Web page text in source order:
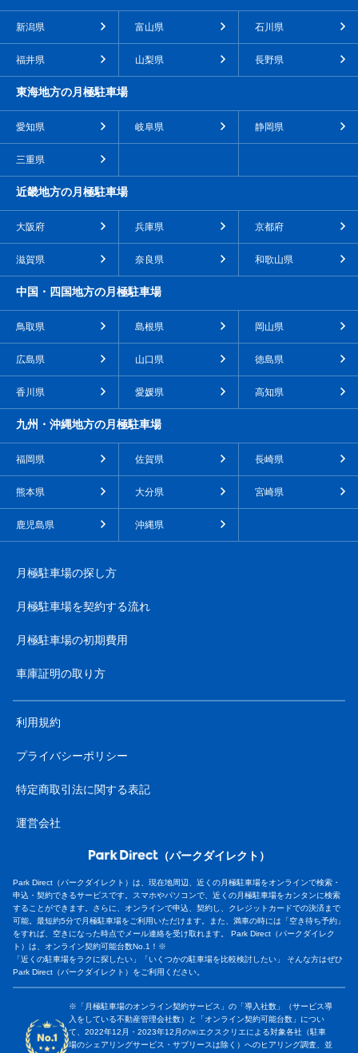
新潟県 富山県 石川県
福井県 山梨県 長野県
東海地方の月極駐車場
愛知県 岐阜県 静岡県
三重県
近畿地方の月極駐車場
大阪府 兵庫県 京都府
滋賀県 奈良県 和歌山県
中国・四国地方の月極駐車場
鳥取県 島根県 岡山県
広島県 山口県 徳島県
香川県 愛媛県 高知県
九州・沖縄地方の月極駐車場
福岡県 佐賀県 長崎県
熊本県 大分県 宮崎県
鹿児島県 沖縄県
月極駐車場の探し方
月極駐車場を契約する流れ
月極駐車場の初期費用
車庫証明の取り方
利用規約
プライバシーポリシー
特定商取引法に関する表記
運営会社
（パークダイレクト）
Park Direct（パークダイレクト）は、現在地周辺、近くの月極駐車場をオンラインで検索・
申込・契約できるサービスです。スマホやパソコンで、近くの月極駐車場をカンタンに検索
することができます。さらに、オンラインで申込、契約し、クレジットカードでの決済まで
可能。最短約5分で月極駐車場をご利用いただけます。また、満車の時には「空き待ち予約」
をすれば、空きになった時点でメール連絡を受け取れます。 Park Direct（パークダイレク
ト）は、オンライン契約可能台数No.1！※
「近くの駐車場をラクに探したい」「いくつかの駐車場を比較検討したい」 そんな方はぜひ
Park Direct（パークダイレクト）をご利用ください。
※「月極駐車場のオンライン契約サービス」の「導入社数」（サービス導
入をしている不動産管理会社数）と「オンライン契約可能台数」につい
て、2022年12月・2023年12月の㈱エクスクリエによる対象各社（駐車
場のシェアリングサービス・サブリースは除く）へのヒアリング調査、並